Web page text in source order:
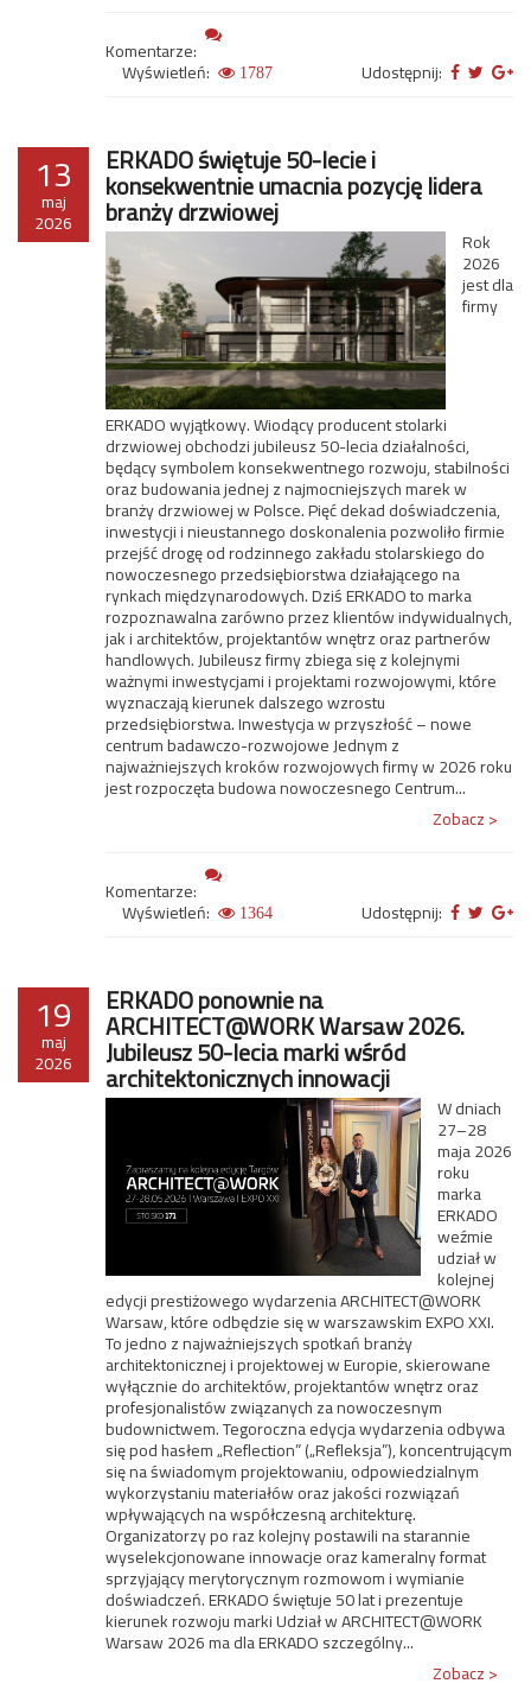
Komentarze:
Wyświetleń: 1787 Udostępnij:
13
maj
2026
ERKADO świętuje 50-lecie i
konsekwentnie umacnia pozycję lidera
branży drzwiowej
Rok
2026
jest dla
firmy
ERKADO wyjątkowy. Wiodący producent stolarki
drzwiowej obchodzi jubileusz 50-lecia działalności,
będący symbolem konsekwentnego rozwoju, stabilności
oraz budowania jednej z najmocniejszych marek w
branży drzwiowej w Polsce. Pięć dekad doświadczenia,
inwestycji i nieustannego doskonalenia pozwoliło firmie
przejść drogę od rodzinnego zakładu stolarskiego do
nowoczesnego przedsiębiorstwa działającego na
rynkach międzynarodowych. Dziś ERKADO to marka
rozpoznawalna zarówno przez klientów indywidualnych,
jak i architektów, projektantów wnętrz oraz partnerów
handlowych. Jubileusz firmy zbiega się z kolejnymi
ważnymi inwestycjami i projektami rozwojowymi, które
wyznaczają kierunek dalszego wzrostu
przedsiębiorstwa. Inwestycja w przyszłość – nowe
centrum badawczo-rozwojowe Jednym z
najważniejszych kroków rozwojowych firmy w 2026 roku
jest rozpoczęta budowa nowoczesnego Centrum...
Zobacz >
Komentarze:
Wyświetleń: 1364 Udostępnij:
19
maj
2026
ERKADO ponownie na
ARCHITECT@WORK Warsaw 2026.
Jubileusz 50-lecia marki wśród
architektonicznych innowacji
W dniach
27–28
maja 2026
roku
marka
ERKADO
weźmie
udział w
kolejnej
edycji prestiżowego wydarzenia ARCHITECT@WORK
Warsaw, które odbędzie się w warszawskim EXPO XXI.
To jedno z najważniejszych spotkań branży
architektonicznej i projektowej w Europie, skierowane
wyłącznie do architektów, projektantów wnętrz oraz
profesjonalistów związanych za nowoczesnym
budownictwem. Tegoroczna edycja wydarzenia odbywa
się pod hasłem „Reflection” („Refleksja”), koncentrującym
się na świadomym projektowaniu, odpowiedzialnym
wykorzystaniu materiałów oraz jakości rozwiązań
wpływających na współczesną architekturę.
Organizatorzy po raz kolejny postawili na starannie
wyselekcjonowane innowacje oraz kameralny format
sprzyjający merytorycznym rozmowom i wymianie
doświadczeń. ERKADO świętuje 50 lat i prezentuje
kierunek rozwoju marki Udział w ARCHITECT@WORK
Warsaw 2026 ma dla ERKADO szczególny...
Zobacz >